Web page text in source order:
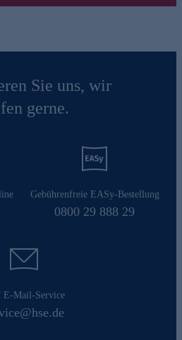
Sie uns, wir
gerne.
Gebührenfreie EASy-Bestellung
0800 29 888 29
E-Mail-Service